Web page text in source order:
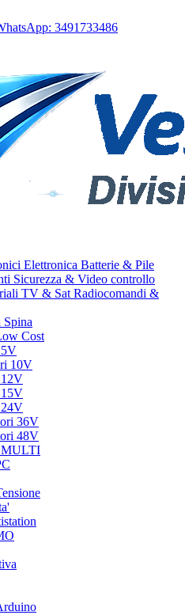
3491733486
Elettronica Batterie & Pile
Sicurezza & Video controllo
TV & Sat Radiocomandi &
Cost
10V
36V
48V
MULTI